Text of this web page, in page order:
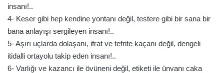
insanı!..
4- Keser gibi hep kendine yontanı değil, testere gibi bir sana bir
bana anlayışı sergileyen insanı!..
5- Aşırı uçlarda dolaşanı, ifrat ve tefrite kaçanı değil, dengeli
itidalli ortayolu takip eden insanı!..
6- Varlığı ve kazancı ile övüneni değil, etiketi ile ünvanı caka